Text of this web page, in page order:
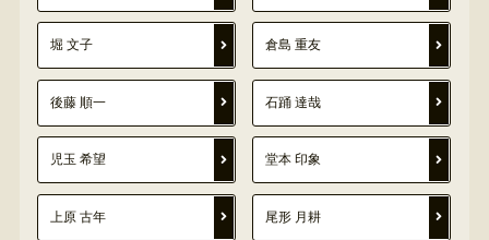
堀 文子 倉島 重友
後藤 順一 石踊 達哉
児玉 希望 堂本 印象
上原 古年 尾形 月耕